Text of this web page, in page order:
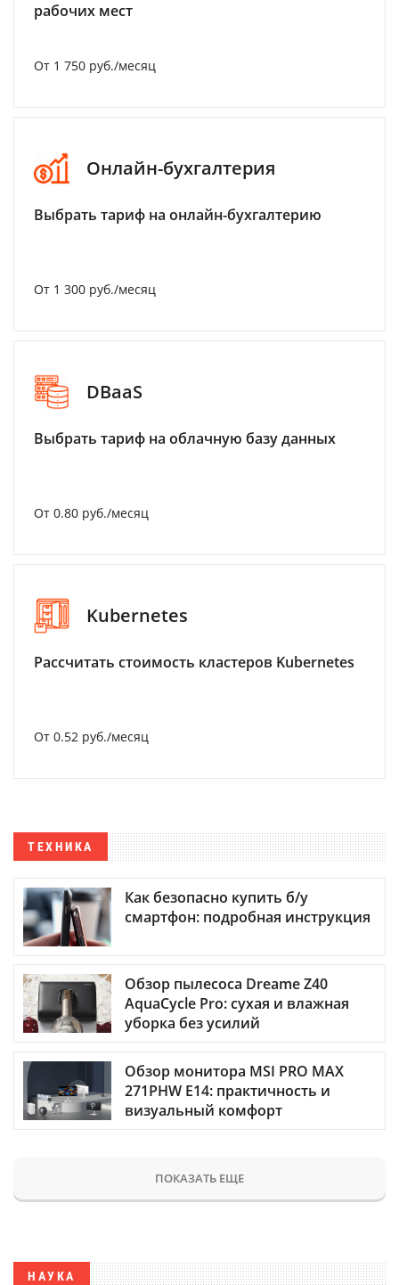
рабочих мест
От 1 750 руб./месяц
Онлайн-бухгалтерия
Выбрать тариф на онлайн-бухгалтерию
От 1 300 руб./месяц
DBaaS
Выбрать тариф на облачную базу данных
От 0.80 руб./месяц
Kubernetes
Рассчитать стоимость кластеров Kubernetes
От 0.52 руб./месяц
ТЕХНИКА
Как безопасно купить б/у
смартфон: подробная инструкция
Обзор пылесоса Dreame Z40
AquaCycle Pro: сухая и влажная
уборка без усилий
Обзор монитора MSI PRO MAX
271PHW E14: практичность и
визуальный комфорт
ПОКАЗАТЬ ЕЩЕ
НАУКА